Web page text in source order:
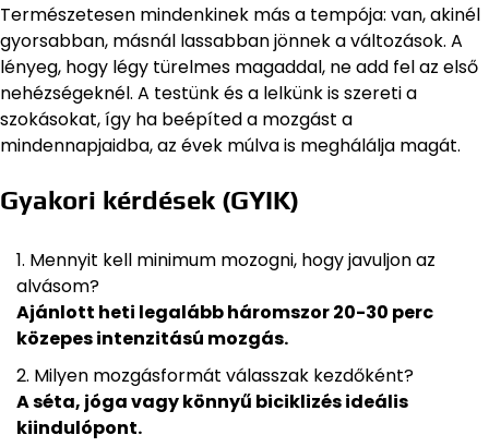
Természetesen mindenkinek más a tempója: van, akinél
gyorsabban, másnál lassabban jönnek a változások. A
lényeg, hogy légy türelmes magaddal, ne add fel az első
nehézségeknél. A testünk és a lelkünk is szereti a
szokásokat, így ha beépíted a mozgást a
mindennapjaidba, az évek múlva is meghálálja magát.
Gyakori kérdések (GYIK)
Mennyit kell minimum mozogni, hogy javuljon az
alvásom?
Ajánlott heti legalább háromszor 20-30 perc
közepes intenzitású mozgás.
Milyen mozgásformát válasszak kezdőként?
A séta, jóga vagy könnyű biciklizés ideális
kiindulópont.